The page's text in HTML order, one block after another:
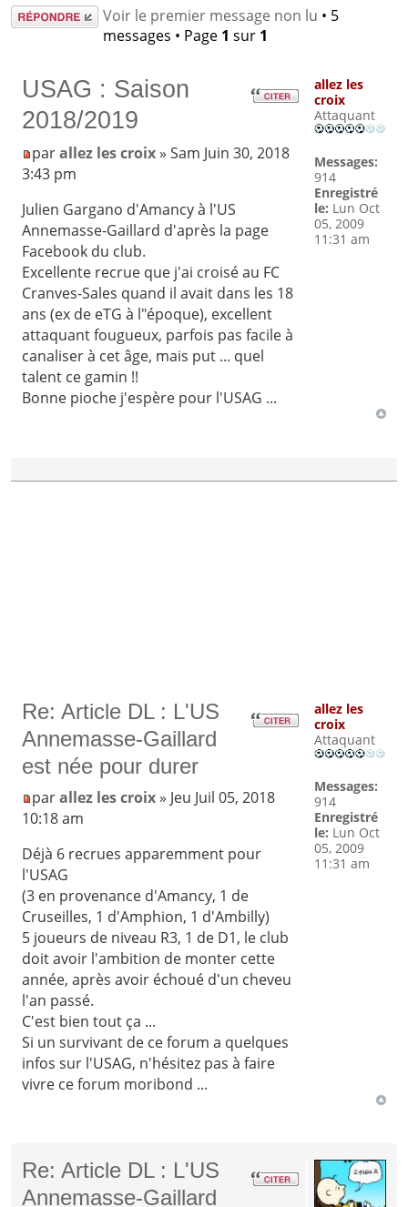
Répondre Voir le premier message non lu • 5
messages • Page 1 sur 1
USAG : Saison
2018/2019
parallez les croix» Sam Juin 30, 2018
3:43 pm
Julien Gargano d'Amancy à l'US
Annemasse-Gaillard d'après la page
Facebook du club.
Excellente recrue que j'ai croisé au FC
Cranves-Sales quand il avait dans les 18
ans (ex de eTG à l"époque), excellent
attaquant fougueux, parfois pas facile à
canaliser à cet âge, mais put ... quel
talent ce gamin !!
Bonne pioche j'espère pour l'USAG ...
allez les
croix
Attaquant
Messages:
914
Enregistré
le: Lun Oct
05, 2009
11:31 am
Re: Article DL : L'US
Annemasse-Gaillard
est née pour durer
parallez les croix» Jeu Juil 05, 2018
10:18 am
Déjà 6 recrues apparemment pour
l'USAG
(3 en provenance d'Amancy, 1 de
Cruseilles, 1 d'Amphion, 1 d'Ambilly)
5 joueurs de niveau R3, 1 de D1, le club
doit avoir l'ambition de monter cette
année, après avoir échoué d'un cheveu
l'an passé.
C'est bien tout ça ...
Si un survivant de ce forum a quelques
infos sur l'USAG, n'hésitez pas à faire
vivre ce forum moribond ...
allez les
croix
Attaquant
Messages:
914
Enregistré
le: Lun Oct
05, 2009
11:31 am
Re: Article DL : L'US
Annemasse-Gaillard